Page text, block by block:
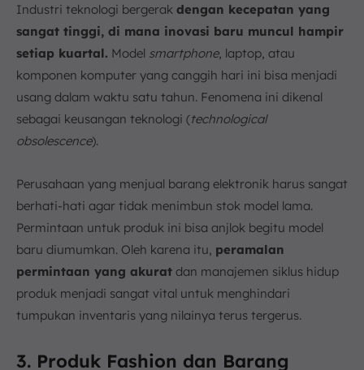
Industri teknologi bergerak dengan kecepatan yang
sangat tinggi, di mana inovasi baru muncul hampir
setiap kuartal. Model smartphone, laptop, atau
komponen komputer yang canggih hari ini bisa menjadi
usang dalam waktu satu tahun. Fenomena ini dikenal
sebagai keusangan teknologi (technological
obsolescence).
Perusahaan yang menjual barang elektronik harus sangat
berhati-hati agar tidak menimbun stok model lama.
Permintaan untuk produk ini bisa anjlok begitu model
baru diumumkan. Oleh karena itu, peramalan
permintaan yang akurat dan manajemen siklus hidup
produk menjadi sangat vital untuk menghindari
tumpukan inventaris yang nilainya terus tergerus.
3. Produk Fashion dan Barang